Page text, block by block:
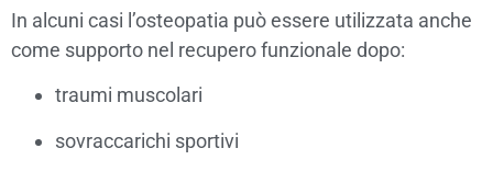
In alcuni casi l’osteopatia può essere utilizzata anche
come supporto nel recupero funzionale dopo:
traumi muscolari
sovraccarichi sportivi